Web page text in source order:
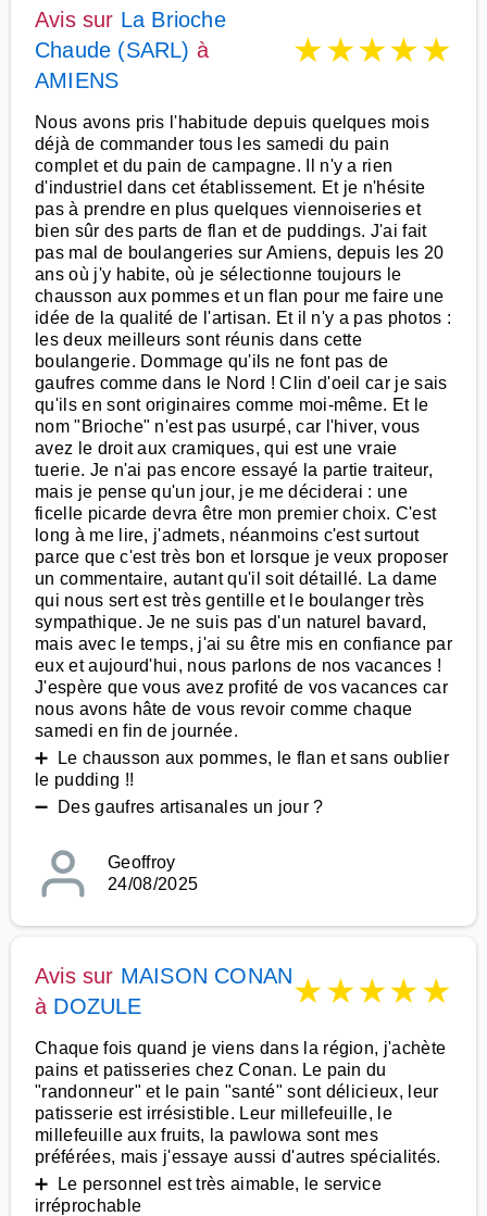
Avis sur La Brioche
Chaude (SARL) à
AMIENS
★★★★★
Nous avons pris l'habitude depuis quelques mois
déjà de commander tous les samedi du pain
complet et du pain de campagne. Il n'y a rien
d'industriel dans cet établissement. Et je n'hésite
pas à prendre en plus quelques viennoiseries et
bien sûr des parts de flan et de puddings. J'ai fait
pas mal de boulangeries sur Amiens, depuis les 20
ans où j'y habite, où je sélectionne toujours le
chausson aux pommes et un flan pour me faire une
idée de la qualité de l'artisan. Et il n'y a pas photos :
les deux meilleurs sont réunis dans cette
boulangerie. Dommage qu'ils ne font pas de
gaufres comme dans le Nord ! Clin d'oeil car je sais
qu'ils en sont originaires comme moi-même. Et le
nom "Brioche" n'est pas usurpé, car l'hiver, vous
avez le droit aux cramiques, qui est une vraie
tuerie. Je n'ai pas encore essayé la partie traiteur,
mais je pense qu'un jour, je me déciderai : une
ficelle picarde devra être mon premier choix. C'est
long à me lire, j'admets, néanmoins c'est surtout
parce que c'est très bon et lorsque je veux proposer
un commentaire, autant qu'il soit détaillé. La dame
qui nous sert est très gentille et le boulanger très
sympathique. Je ne suis pas d'un naturel bavard,
mais avec le temps, j'ai su être mis en confiance par
eux et aujourd'hui, nous parlons de nos vacances !
J'espère que vous avez profité de vos vacances car
nous avons hâte de vous revoir comme chaque
samedi en fin de journée.
➕ Le chausson aux pommes, le flan et sans oublier
le pudding !!
➖ Des gaufres artisanales un jour ?
Geoffroy
24/08/2025
Avis sur MAISON CONAN
à DOZULE ★★★★★
Chaque fois quand je viens dans la région, j'achète
pains et patisseries chez Conan. Le pain du
"randonneur" et le pain "santé" sont délicieux, leur
patisserie est irrésistible. Leur millefeuille, le
millefeuille aux fruits, la pawlowa sont mes
préférées, mais j'essaye aussi d'autres spécialités.
➕ Le personnel est très aimable, le service
irréprochable